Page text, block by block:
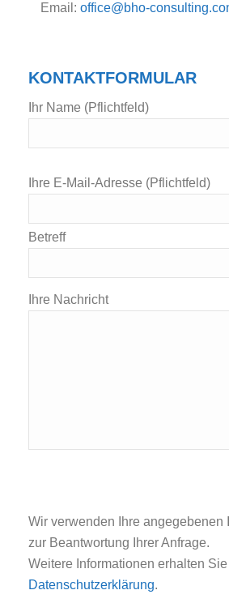
Email: office@bho-
KONTAKTFORMULAR
Ihr Name (Pflichtfeld)
Ihre E-Mail-Adresse (Pflichtfeld)
Betreff
Ihre Nachricht
Wir verwenden Ihre angegebenen
zur Beantwortung Ihrer Anfrage.
Weitere Informationen erhalten
Datenschutzerklärung.